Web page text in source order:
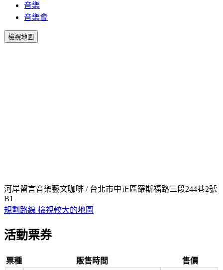
音樂
音樂會
檢視地圖
河岸留言音樂藝文咖啡 / 台北市中正區羅斯福路三段244巷2號
B1
規劃路線 檢視較大的地圖
活動票券
票種 販售時間
售價